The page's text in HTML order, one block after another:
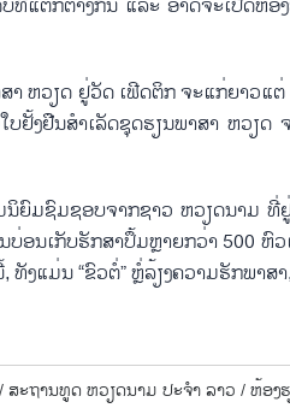
ຫວຽດ ຢູ່​ວັດ ເຟີດ​ຕິກ ຈະ​ແກ່​ຍາວ​ແຕ່
ຢັ້ງ​ຢືນ​ສຳ​ເລັດ​ຊຸດ​ຮຽນ​ພາ​ສາ ຫວຽດ
ຍົມ​ຊົມ​ຊອບ​ຈາກ​ຊາວ ຫວຽດ​ນາມ ທີ່​
ອນ​ເກັບ​ຮັກ​ສາ​ປຶ້ມຫຼາຍກວ່າ 500 ຫົວ​
ງ​ແມ່ນ “ຂົວ​ຕໍ່” ຫຼໍ່​ລ້ຽງ​ຄວາມ​ຮັກ​ພາ​ສ
ສະ​ຖານ​ທູດ ຫວຽດ​ນາມ ປະ​ຈຳ ລາວ /ຫ້ອງ​